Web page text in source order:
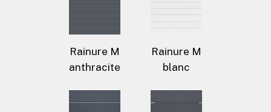
Rainure M
anthracite
Rainure M
blanc